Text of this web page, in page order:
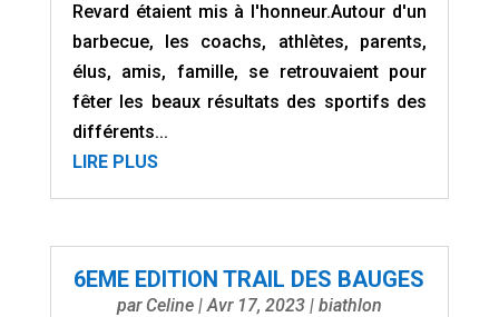
Revard étaient mis à l'honneur.Autour d'un
barbecue, les coachs, athlètes, parents,
élus, amis, famille, se retrouvaient pour
fêter les beaux résultats des sportifs des
différents...
LIRE PLUS
6EME EDITION TRAIL DES BAUGES
par Celine| Avr 17, 2023| biathlon